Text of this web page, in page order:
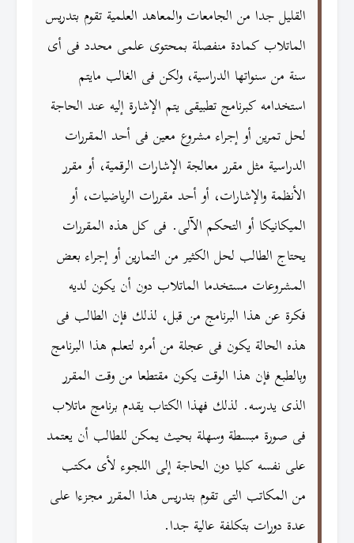
القليل جدا من الجامعات والمعاهد العلمية تقوم بتدريس
الماتلاب كمادة منفصلة بمحتوى علمى محدد فى أى
سنة من سنواتها الدراسية، ولكن فى الغالب مايتم
استخدامه كبرنامج تطبيقى يتم الإشارة إليه عند الحاجة
لحل تمرين أو إجراء مشروع معين فى أحد المقررات
الدراسية مثل مقرر معالجة الإشارات الرقمية، أو مقرر
الأنظمة والإشارات، أو أحد مقررات الرياضيات، أو
الميكانيكا أو التحكم الآلى. فى كل هذه المقررات
يحتاج الطالب لحل الكثير من التمارين أو إجراء بعض
المشروعات مستخدما الماتلاب دون أن يكون لديه
فكرة عن هذا البرنامج من قبل، لذلك فإن الطالب فى
هذه الحالة يكون فى عجلة من أمره لتعلم هذا البرنامج
وبالطبع فإن هذا الوقت يكون مقتطعا من وقت المقرر
الذى يدرسه. لذلك فهذا الكتاب يقدم برنامج ماتلاب
فى صورة مبسطة وسهلة بحيث يمكن للطالب أن يعتمد
على نفسه كليا دون الحاجة إلى اللجوء لأى مكتب
من المكاتب التى تقوم بتدريس هذا المقرر مجزءا على
عدة دورات بتكلفة عالية جدا.